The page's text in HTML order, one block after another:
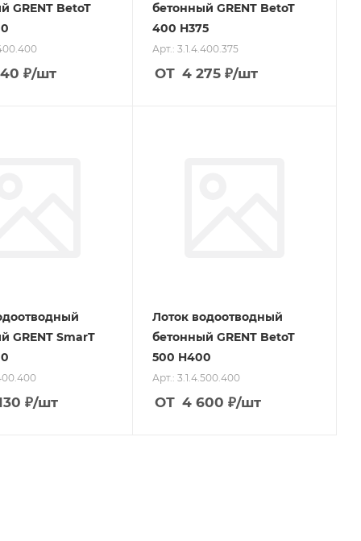
GRENT BetoT
₽/шт
бетонный GRENT BetoT
400 H375
Арт.: 3.1.4.400.375
ОТ 4 275 ₽/шт
GRENT SmarT
₽/шт
Лоток водоотводный
бетонный GRENT BetoT
500 H400
Арт.: 3.1.4.500.400
ОТ 4 600 ₽/шт